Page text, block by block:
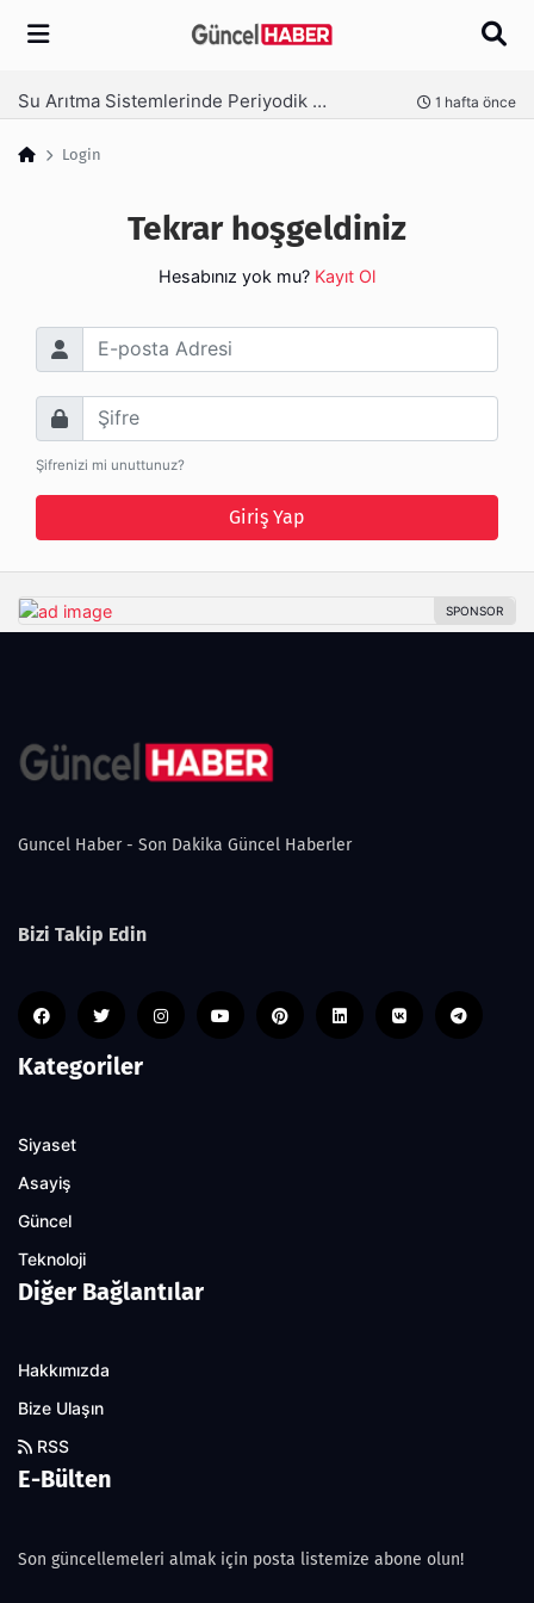
Arama
Su Arıtma Sistemlerinde Periyodik Bakım Neden Kritik? 1 hafta önce
Login
Tekrar hoşgeldiniz
Hesabınız yok mu? Kayıt Ol
E-posta Adresi
Şifre
Şifrenizi mi unuttunuz?
Giriş Yap
Guncel Haber - Son Dakika Güncel Haberler
Bizi Takip Edin
Kategoriler
Siyaset
Asayiş
Güncel
Teknoloji
Diğer Bağlantılar
Hakkımızda
Bize Ulaşın
RSS
E-Bülten
Son güncellemeleri almak için posta listemize abone olun!